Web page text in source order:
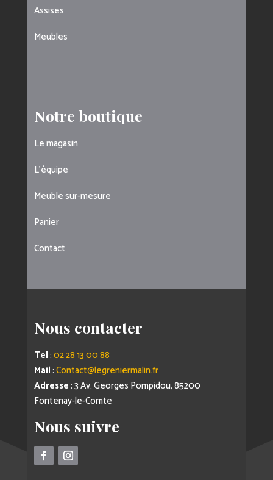
Assises
Meubles
Notre boutique
Le magasin
L’équipe
Meuble sur-mesure
Panier
Contact
Nous contacter
Tel:02 28 13 00 88
Mail:Contact@legreniermalin.fr
Adresse: 3 Av. Georges Pompidou, 85200
Fontenay-le-Comte
Nous suivre